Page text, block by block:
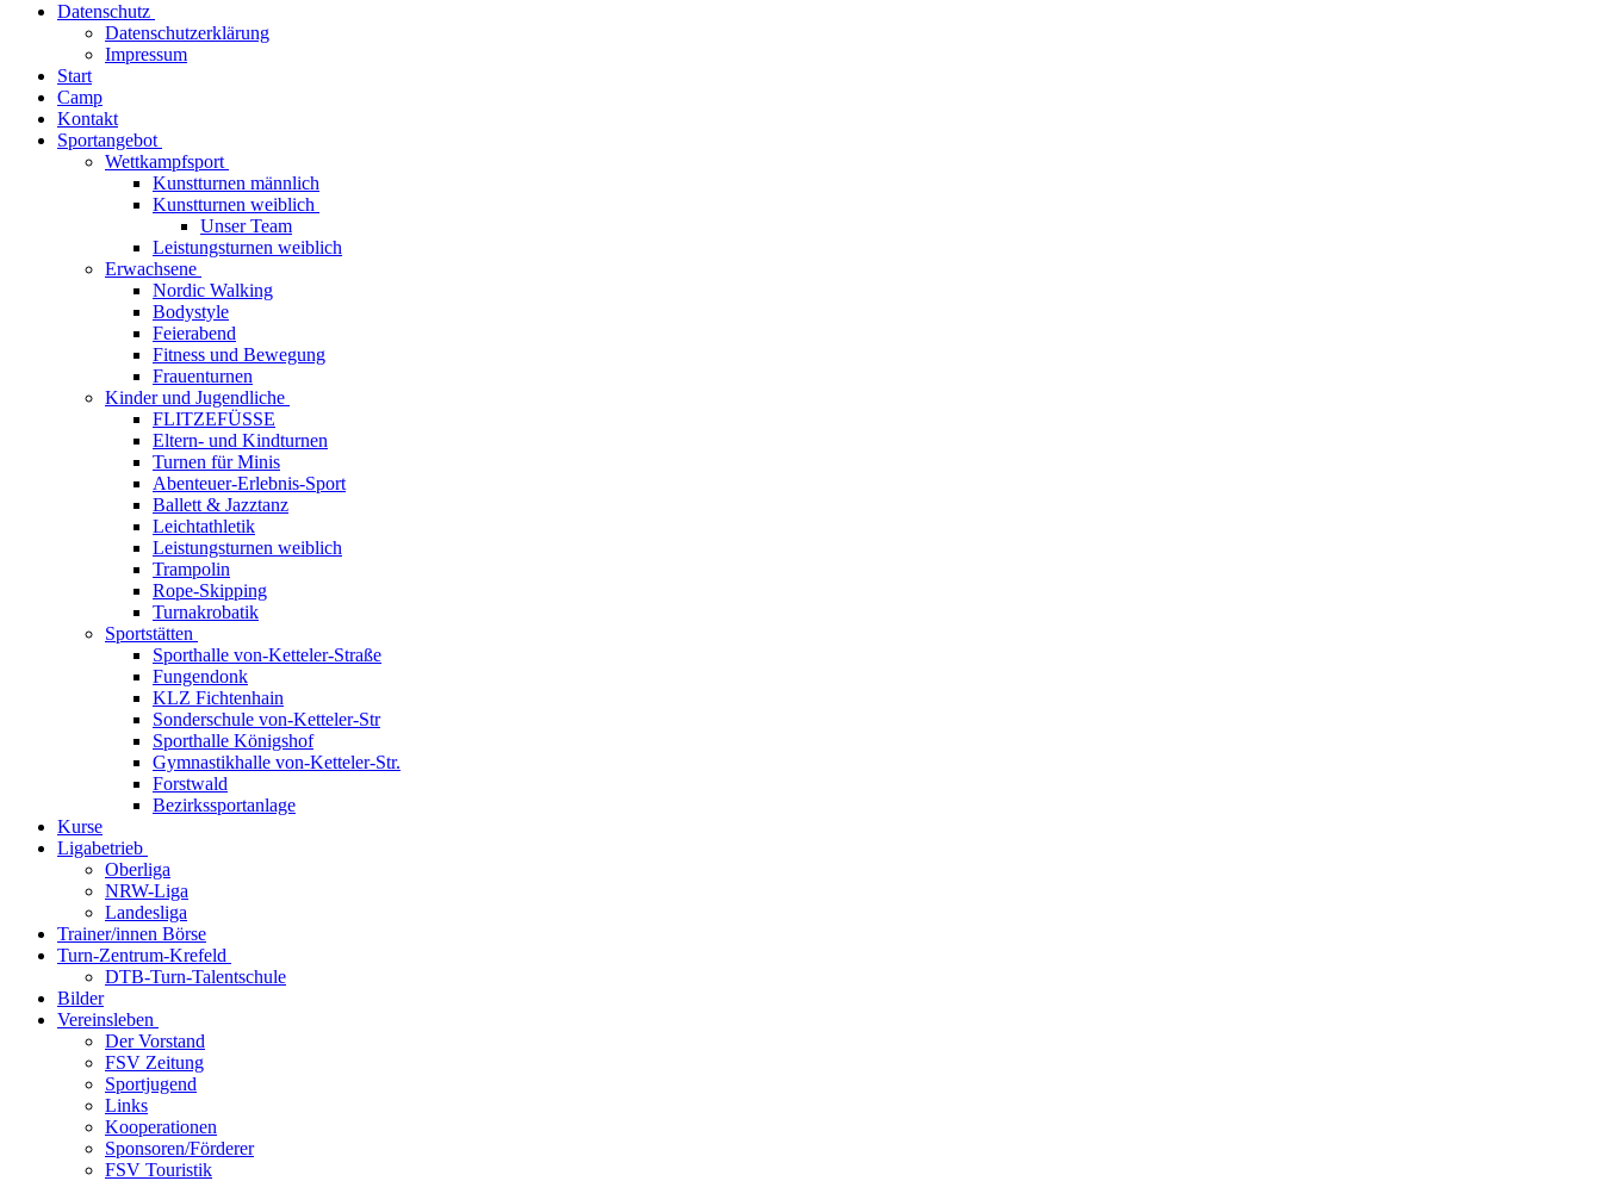
Datenschutz
Datenschutzerklärung
Impressum
Start
Camp
Kontakt
Sportangebot
Wettkampfsport
Kunstturnen männlich
Kunstturnen weiblich
Unser Team
Leistungsturnen weiblich
Erwachsene
Nordic Walking
Bodystyle
Feierabend
Fitness und Bewegung
Frauenturnen
Kinder und Jugendliche
FLITZEFÜSSE
Eltern- und Kindturnen
Turnen für Minis
Abenteuer-Erlebnis-Sport
Ballett & Jazztanz
Leichtathletik
Leistungsturnen weiblich
Trampolin
Rope-Skipping
Turnakrobatik
Sportstätten
Sporthalle von-Ketteler-Straße
Fungendonk
KLZ Fichtenhain
Sonderschule von-Ketteler-Str
Sporthalle Königshof
Gymnastikhalle von-Ketteler-Str.
Forstwald
Bezirkssportanlage
Kurse
Ligabetrieb
Oberliga
NRW-Liga
Landesliga
Trainer/innen Börse
Turn-Zentrum-Krefeld
DTB-Turn-Talentschule
Bilder
Vereinsleben
Der Vorstand
FSV Zeitung
Sportjugend
Links
Kooperationen
Sponsoren/Förderer
FSV Touristik